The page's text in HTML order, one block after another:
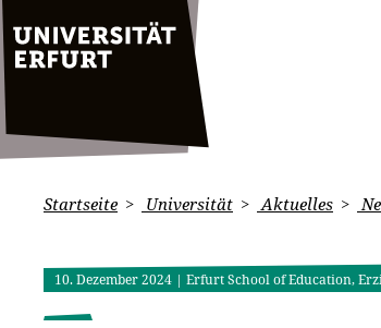
Startseite Universität Aktuelles
10. Dezember 2024 | Erfurt School of Education,